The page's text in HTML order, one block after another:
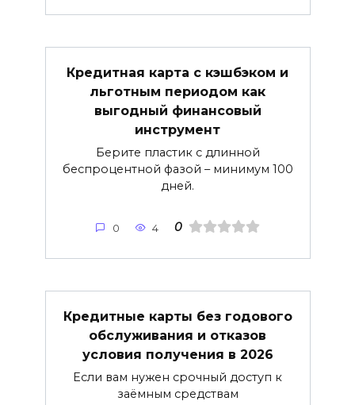
Кредитная карта с кэшбэком и
льготным периодом как
выгодный финансовый
инструмент
Берите пластик с длинной
беспроцентной фазой – минимум 100
дней.
0 4 0
Кредитные карты без годового
обслуживания и отказов
условия получения в 2026
Если вам нужен срочный доступ к
заёмным средствам